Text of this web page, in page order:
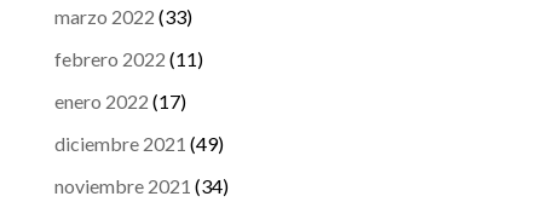
marzo 2022 (33)
febrero 2022 (11)
enero 2022 (17)
diciembre 2021 (49)
noviembre 2021 (34)